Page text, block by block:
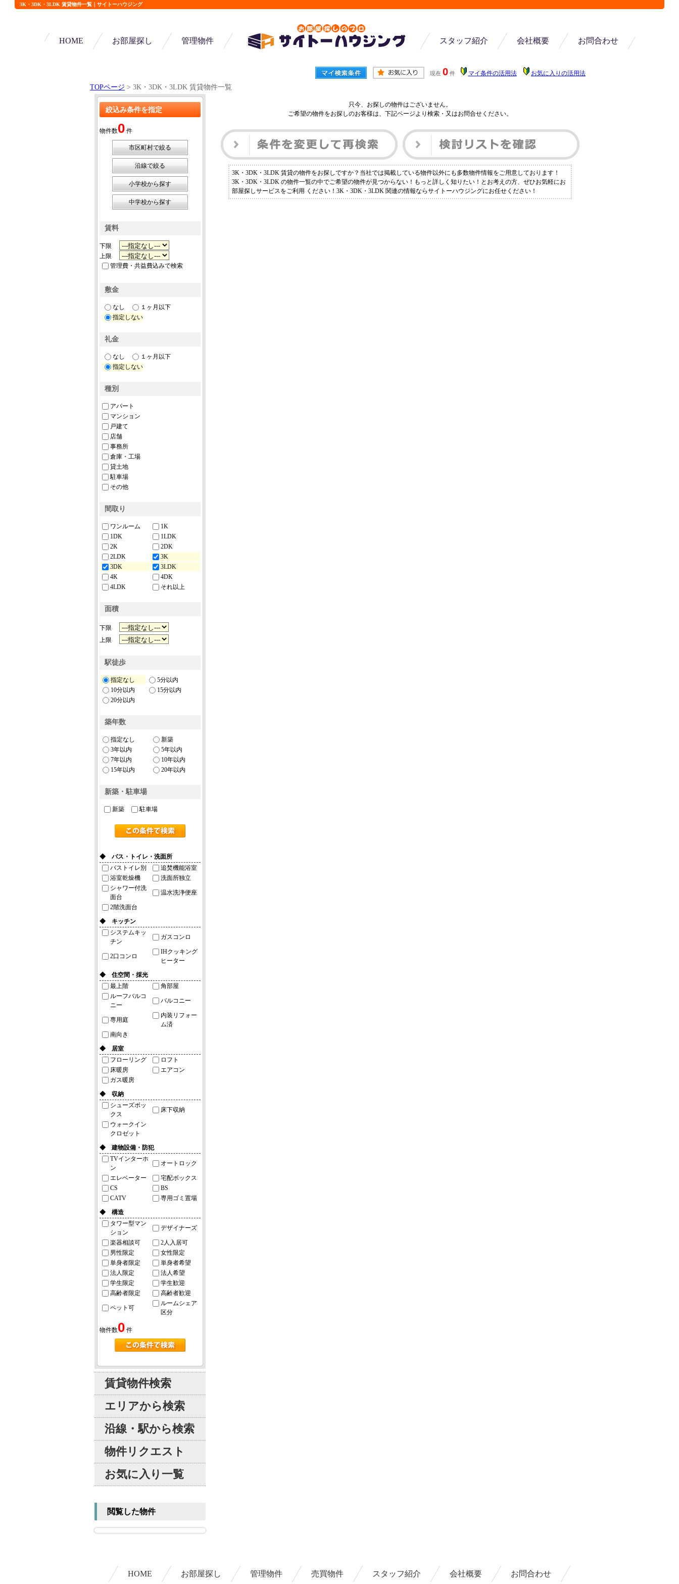
3K・3DK・3LDK 賃貸物件一覧｜サイトーハウジング
HOME お部屋探し 管理物件 スタッフ紹介 会社概要 お問合わせ
現在 0 件 マイ条件の活用法 お気に入りの活用法
TOPページ > 3K・3DK・3LDK 賃貸物件一覧
只今、お探しの物件はございません。
ご希望の物件をお探しのお客様は、下記ページより検索・又はお問合せください。
3K・3DK・3LDK 賃貸の物件をお探しですか？当社では掲載している物件以外にも多数物件情報をご用意しております！
3K・3DK・3LDK の物件一覧の中でご希望の物件が見つからない！もっと詳しく知りたい！とお考えの方、ぜひお気軽にお
部屋探しサービスをご利用 ください！3K・3DK・3LDK 関連の情報ならサイトーハウジングにお任せください！
絞込み条件を指定
物件数0 件
市区町村で絞る
沿線で絞る
小学校から探す
中学校から探す
賃料
下限
上限
管理費・共益費込みで検索
敷金
なし
１ヶ月以下
指定しない
礼金
なし
１ヶ月以下
指定しない
種別
アパート
マンション
戸建て
店舗
事務所
倉庫・工場
貸土地
駐車場
その他
間取り
ワンルーム
1K
1DK
1LDK
2K
2DK
2LDK
3K
3DK
3LDK
4K
4DK
4LDK
それ以上
面積
下限
上限
駅徒歩
指定なし
5分以内
10分以内
15分以内
20分以内
築年数
指定なし
新築
3年以内
5年以内
7年以内
10年以内
15年以内
20年以内
新築・駐車場
新築 駐車場
◆ バス・トイレ・洗面所
バストイレ別
追焚機能浴室
浴室乾燥機
洗面所独立
シャワー付洗
面台
温水洗浄便座
2階洗面台
◆ キッチン
システムキッ
チン
ガスコンロ
2口コンロ
IHクッキング
ヒーター
◆ 住空間・採光
最上階
角部屋
ルーフバルコ
ニー
バルコニー
専用庭
内装リフォー
ム済
南向き
◆ 居室
フローリング
ロフト
床暖房
エアコン
ガス暖房
◆ 収納
シューズボッ
クス
床下収納
ウォークイン
クロゼット
◆ 建物設備・防犯
TVインターホ
ン
オートロック
エレベーター
宅配ボックス
CS
BS
CATV
専用ゴミ置場
◆ 構造
タワー型マン
ション
デザイナーズ
楽器相談可
2人入居可
男性限定
女性限定
単身者限定
単身者希望
法人限定
法人希望
学生限定
学生歓迎
高齢者限定
高齢者歓迎
ペット可
ルームシェア
区分
物件数0 件
賃貸物件検索
エリアから検索
沿線・駅から検索
物件リクエスト
お気に入り一覧
閲覧した物件
HOME お部屋探し 管理物件 売買物件 スタッフ紹介 会社概要 お問合わせ